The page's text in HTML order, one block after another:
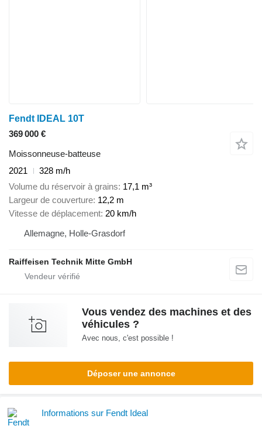
Fendt IDEAL 10T
369 000 €
Moissonneuse-batteuse
2021
328 m/h
Volume du réservoir à grains 17,1 m³
Largeur de couverture 12,2 m
Vitesse de déplacement 20 km/h
Allemagne, Holle-Grasdorf
Raiffeisen Technik Mitte GmbH
Vous vendez des machines et des
véhicules ?
Avec nous, c'est possible !
Déposer une annonce
Informations sur Fendt Ideal